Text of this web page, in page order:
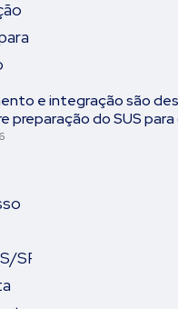
e integração são
preparação do SUS para